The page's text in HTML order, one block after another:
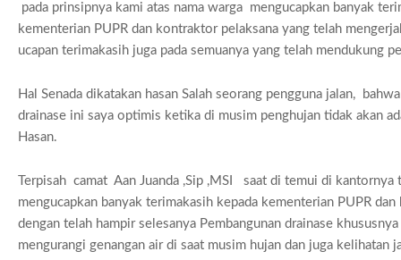
pada prinsipnya kami atas nama warga mengucapkan banyak
kementerian PUPR dan kontraktor pelaksana yang telah
ucapan terimakasih juga pada semuanya yang telah mendukung
Hal Senada dikatakan hasan Salah seorang pengguna jalan,
drainase ini saya optimis ketika di musim penghujan tidak akan
Hasan.
Terpisah camat Aan Juanda ,Sip ,MSI saat di temui di kantornya
mengucapkan banyak terimakasih kepada kementerian PUPR
dengan telah hampir selesanya Pembangunan drainase
mengurangi genangan air di saat musim hujan dan juga kelihatan